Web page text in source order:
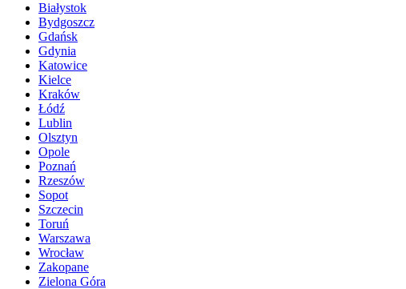
Białystok
Bydgoszcz
Gdańsk
Gdynia
Katowice
Kielce
Kraków
Łódź
Lublin
Olsztyn
Opole
Poznań
Rzeszów
Sopot
Szczecin
Toruń
Warszawa
Wrocław
Zakopane
Zielona Góra